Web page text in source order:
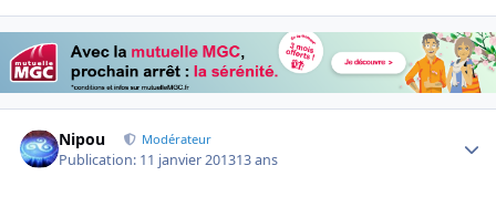
Nipou Modérateur
Publication: 11 janvier 201313 ans